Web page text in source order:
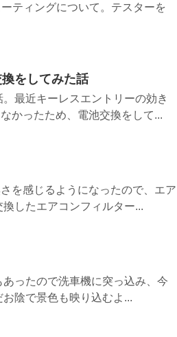
ティングについて。テスターを
をしてみた話
最近キーレスエントリーの効き
かったため、電池交換をして...
を感じるようになったので、エア
したエアコンフィルター...
ったので洗車機に突っ込み、今
陰で景色も映り込むよ...